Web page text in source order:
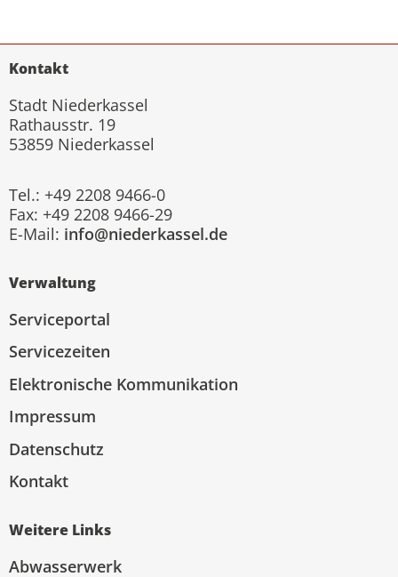
Kontakt
Stadt Niederkassel
Rathausstr. 19
53859 Niederkassel
Tel.: +49 2208 9466-0
Fax: +49 2208 9466-29
E-Mail: info@niederkassel.de
Verwaltung
Serviceportal
Servicezeiten
Elektronische Kommunikation
Impressum
Datenschutz
Kontakt
Weitere Links
Abwasserwerk